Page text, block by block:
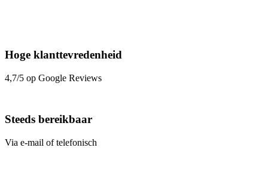
Hoge klanttevredenheid
4,7/5 op Google Reviews
Steeds bereikbaar
Via e-mail of telefonisch